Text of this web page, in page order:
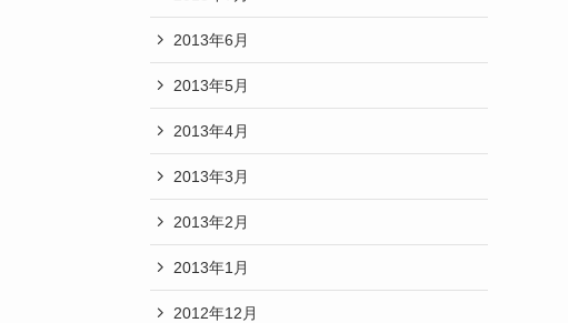
2013年6月
2013年5月
2013年4月
2013年3月
2013年2月
2013年1月
2012年12月